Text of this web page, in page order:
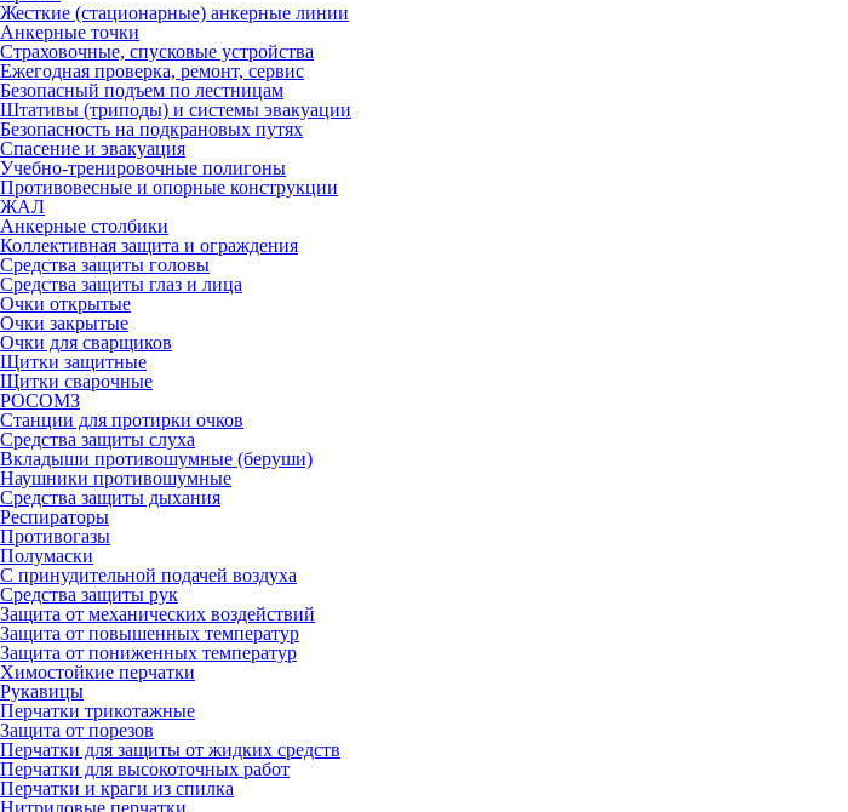
Жесткие (стационарные) анкерные линии
Анкерные точки
Страховочные, спусковые устройства
Ежегодная проверка, ремонт, сервис
Безопасный подъем по лестницам
Штативы (триподы) и системы эвакуации
Безопасность на подкрановых путях
Спасение и эвакуация
Учебно-тренировочные полигоны
Противовесные и опорные конструкции
ЖАЛ
Анкерные столбики
Коллективная защита и ограждения
Средства защиты головы
Средства защиты глаз и лица
Очки открытые
Очки закрытые
Очки для сварщиков
Щитки защитные
Щитки сварочные
РОСОМЗ
Станции для протирки очков
Средства защиты слуха
Вкладыши противошумные (беруши)
Наушники противошумные
Средства защиты дыхания
Респираторы
Противогазы
Полумаски
С принудительной подачей воздуха
Средства защиты рук
Защита от механических воздействий
Защита от повышенных температур
Защита от пониженных температур
Химостойкие перчатки
Рукавицы
Перчатки трикотажные
Защита от порезов
Перчатки для защиты от жидких средств
Перчатки для высокоточных работ
Перчатки и краги из спилка